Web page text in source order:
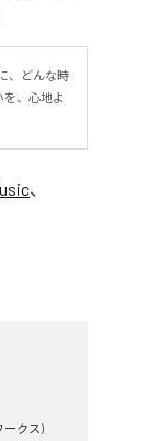
、どんな時
を、心地よ
、
ークス)